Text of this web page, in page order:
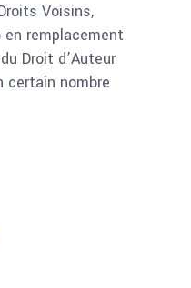
Voisins,
remplacement
Droit d’Auteur
certain nombre